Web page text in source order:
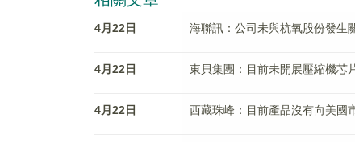
4月22日 海聯訊：公司未與杭氧股份發生
4月22日 東貝集團：目前未開展壓縮機芯
4月22日 西藏珠峰：目前產品沒有向美國